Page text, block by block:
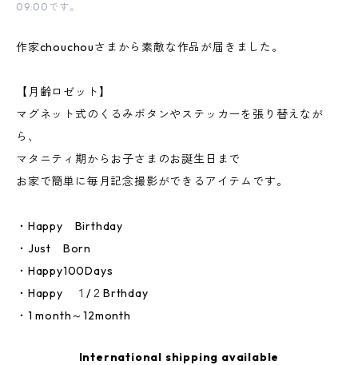
09:00です。
作家chouchouさまから素敵な作品が届きました。
【月齢ロゼット】
マグネット式のくるみボタンやステッカーを張り替えなが
ら、
マタニティ期からお子さまのお誕生日まで
お家で簡単に毎月記念撮影ができるアイテムです。
・Happy Birthday
・Just Born
・Happy100Days
・Happy １/２Brthday
・1 month～12month
International shipping available